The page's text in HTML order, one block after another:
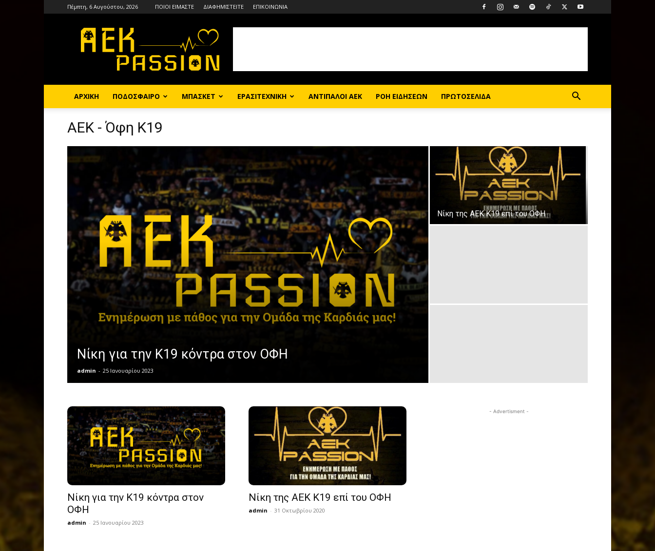
Πέμπτη, 6 Αυγούστου, 2026 ΠΟΙΟΙ ΕΙΜΑΣΤΕ ΔΙΑΦΗΜΙΣΤΕΙΤΕ ΕΠΙΚΟΙΝΩΝΙΑ
ΑΡΧΙΚΗ ΠΟΔΟΣΦΑΙΡΟ ΜΠΑΣΚΕΤ ΕΡΑΣΙΤΕΧΝΙΚΗ ΑΝΤΙΠΑΛΟΙ ΑΕΚ ΡΟΗ ΕΙΔΗΣΕΩΝ ΠΡΩΤΟΣΕΛΙΔΑ
ΑΕΚ - Όφη Κ19
Νίκη για την Κ19 κόντρα στον ΟΦΗ
admin - 25 Ιανουαρίου 2023
Νίκη της ΑΕΚ Κ19 επί του ΟΦΗ
Νίκη για την Κ19 κόντρα στον
ΟΦΗ
admin - 25 Ιανουαρίου 2023
Νίκη της ΑΕΚ Κ19 επί του ΟΦΗ
admin - 31 Οκτωβρίου 2020
- Advertisment -